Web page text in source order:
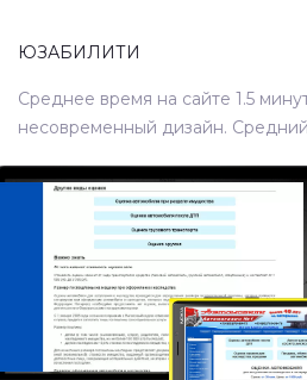
ЮЗАБИЛИТИ
Среднее время на сайте 1.5
несовременный дизайн. Средний